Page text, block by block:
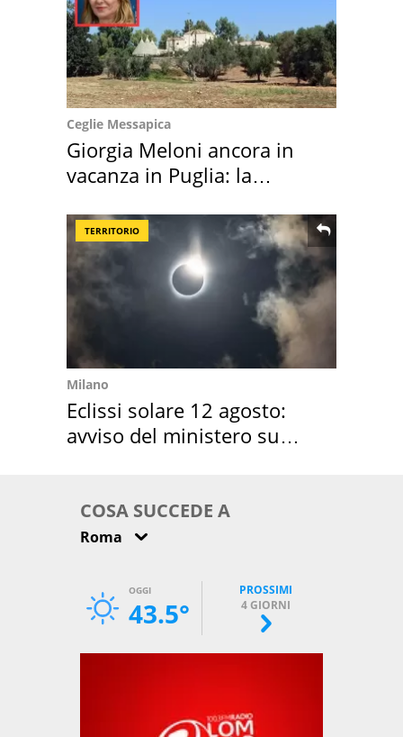
Ceglie Messapica
Giorgia Meloni ancora in
vacanza in Puglia: la
TERRITORIO
Milano
Eclissi solare 12 agosto:
avviso del ministero su